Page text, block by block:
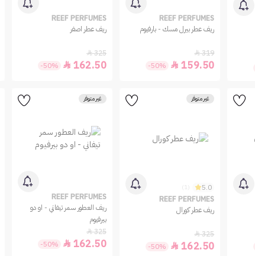
REEF PERFUMES
ريف عطر بيرل مسك - بارفيوم
319

159.50

-50%
REEF PERFUMES
ريف عطر اصفر
325

162.50

-50%
غير متوفر
5.0
REEF PERFUMES
ريف عطر كورال
325

162.50

-50%
غير متوفر
REEF PERFUMES
ريف العطور سمر تيفاني - او دو
بيرفيوم
325

162.50

-50%